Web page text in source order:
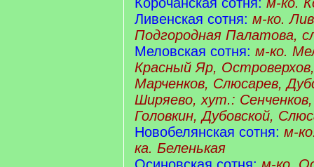
Ливенская сотня: м-ко.
Подгородная Палатова,
Меловская сотня: м-ко.
Красный Яр,
Марченков, Слюсарев,
Ширяево, хут.:
Головкин, Дубовской,
Новобелянская сотня: м-
ка. Беленькая